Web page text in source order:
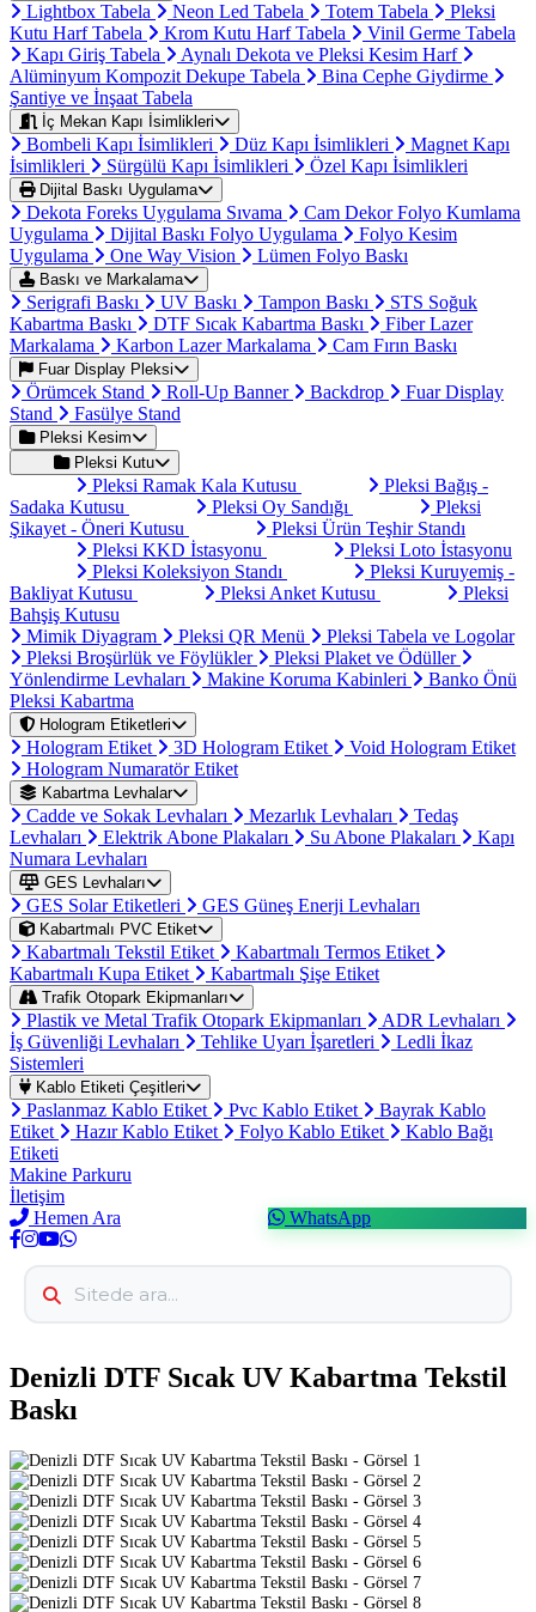
Lightbox Tabela Neon Led Tabela Totem Tabela
Pleksi
Kutu Harf Tabela
Krom Kutu Harf Tabela
Vinil Germe Tabela
Kapı Giriş Tabela
Aynalı Dekota ve Pleksi Kesim Harf
Alüminyum Kompozit Dekupe Tabela
Bina Cephe Giydirme
Şantiye ve İnşaat Tabela
İç Mekan Kapı İsimlikleri
Bombeli Kapı İsimlikleri Düz Kapı İsimlikleri
Magnet Kapı
İsimlikleri
Sürgülü Kapı İsimlikleri Özel Kapı İsimlikleri
Dijital Baskı Uygulama
Dekota Foreks Uygulama Sıvama
Cam Dekor Folyo Kumlama
Uygulama
Dijital Baskı Folyo Uygulama
Folyo Kesim
Uygulama
One Way Vision Lümen Folyo Baskı
Baskı ve Markalama
Serigrafi Baskı UV Baskı Tampon Baskı
STS Soğuk
Kabartma Baskı
DTF Sıcak Kabartma Baskı
Fiber Lazer
Markalama
Karbon Lazer Markalama Cam Fırın Baskı
Fuar Display Pleksi
Örümcek Stand Roll-Up Banner Backdrop
Fuar Display
Stand
Fasülye Stand
Pleksi Kesim
Pleksi Kutu
Pleksi Ramak Kala Kutusu
Pleksi Bağış -
Sadaka Kutusu
Pleksi Oy Sandığı
Pleksi
Şikayet - Öneri Kutusu
Pleksi Ürün Teşhir Standı
Pleksi KKD İstasyonu
Pleksi Loto İstasyonu
Pleksi Koleksiyon Standı
Pleksi Kuruyemiş -
Bakliyat Kutusu
Pleksi Anket Kutusu
Pleksi
Bahşiş Kutusu
Mimik Diyagram
Pleksi QR Menü
Pleksi Tabela ve Logolar
Pleksi Broşürlük ve Föylükler
Pleksi Plaket ve Ödüller
Yönlendirme Levhaları
Makine Koruma Kabinleri
Banko Önü
Pleksi Kabartma
Hologram Etiketleri
Hologram Etiket 3D Hologram Etiket
Void Hologram Etiket
Hologram Numaratör Etiket
Kabartma Levhalar
Cadde ve Sokak Levhaları Mezarlık Levhaları
Tedaş
Levhaları
Elektrik Abone Plakaları Su Abone Plakaları
Kapı
Numara Levhaları
GES Levhaları
GES Solar Etiketleri GES Güneş Enerji Levhaları
Kabartmalı PVC Etiket
Kabartmalı Tekstil Etiket
Kabartmalı Termos Etiket
Kabartmalı Kupa Etiket
Kabartmalı Şişe Etiket
Trafik Otopark Ekipmanları
Plastik ve Metal Trafik Otopark Ekipmanları
ADR Levhaları
İş Güvenliği Levhaları
Tehlike Uyarı İşaretleri
Ledli İkaz
Sistemleri
Kablo Etiketi Çeşitleri
Paslanmaz Kablo Etiket Pvc Kablo Etiket
Bayrak Kablo
Etiket
Hazır Kablo Etiket Folyo Kablo Etiket
Kablo Bağı
Etiketi
Makine Parkuru
İletişim
Hemen Ara
WhatsApp
Denizli DTF Sıcak UV Kabartma Tekstil
Baskı